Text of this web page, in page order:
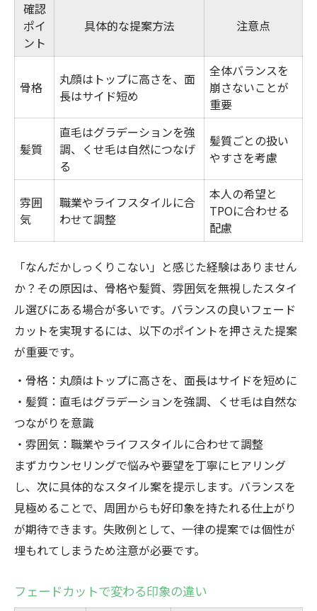
確認
ポイ
ント
具体的な提案方法 注意点
骨格
丸顔はトップに高さを、面
長はサイド短め
全体バランスを
崩さないことが
重要
髪質
直毛はグラデーションを強
調、くせ毛は自然につなげ
る
髪質ごとの扱い
やすさを考慮
雰囲
気
職業やライフスタイルに合
わせて調整
本人の希望と
TPOに合わせる
配慮
「なんだかしっくりこない」と感じた経験はありません
か？その原因は、骨格や髪質、雰囲気を無視したスタイ
ル選びにある場合が多いです。バランスの良いフェード
カットを実現するには、以下のポイントを押さえた提案
が重要です。
・骨格：丸顔はトップに高さを、面長はサイドを短めに
・髪質：直毛はグラデーションを強調、くせ毛は自然な
つながりを意識
・雰囲気：職業やライフスタイルに合わせて調整
まずカウンセリングで悩みや要望を丁寧にヒアリング
し、次に具体的なスタイル案を提示します。バランスを
見極めることで、周囲からも好印象を持たれる仕上がり
が期待できます。失敗例として、一律の提案では個性が
埋もれてしまうため注意が必要です。
フェードカットで変わる印象の違い